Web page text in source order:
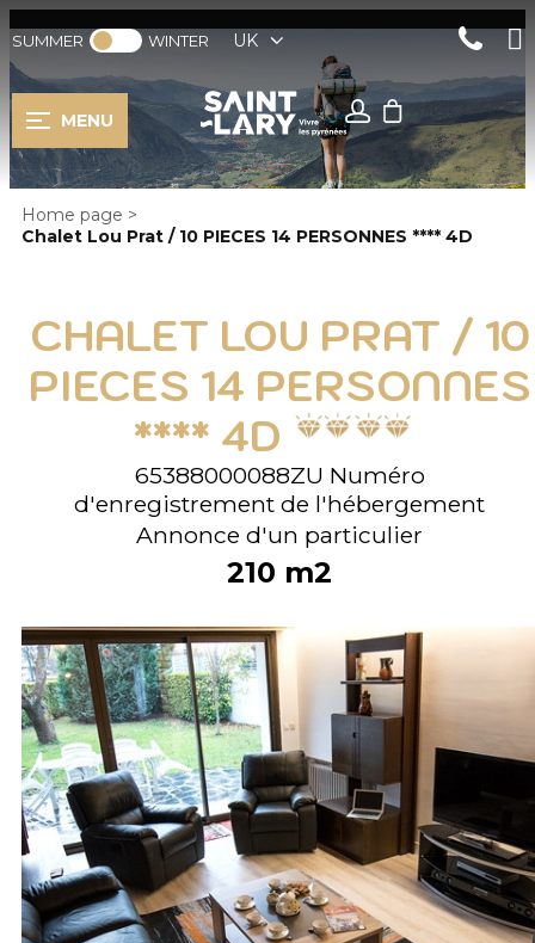
SUMMER WINTER UK
MENU
Home page >
Chalet Lou Prat / 10 PIECES 14 PERSONNES **** 4D
CHALET LOU PRAT / 10
PIECES 14 PERSONNES
**** 4D
65388000088ZU Numéro
d'enregistrement de l'hébergement
Annonce d'un particulier
210 m2